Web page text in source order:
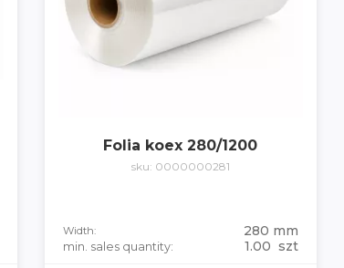
Folia koex 280/1200
sku: 0000000281
Width: 280 mm
min. sales quantity: 1.00 szt